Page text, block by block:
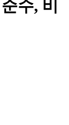
수, 비